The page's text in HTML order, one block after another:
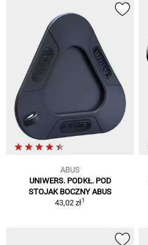
ABUS
UNIWERS. PODKŁ. POD
STOJAK BOCZNY ABUS
43,02 zł1